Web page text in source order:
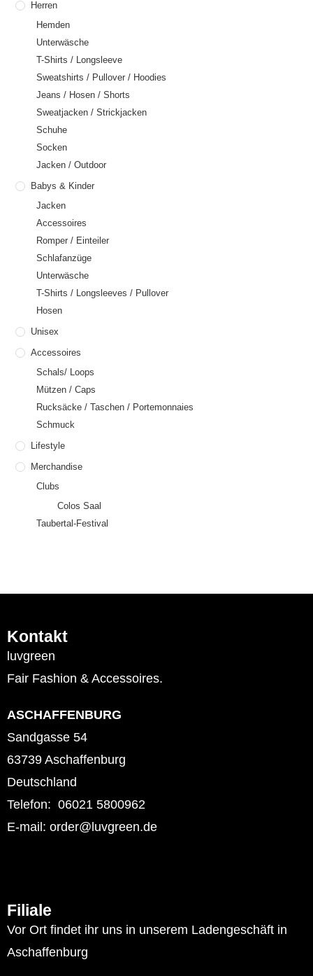
Herren
Hemden
Unterwäsche
T-Shirts / Longsleeve
Sweatshirts / Pullover / Hoodies
Jeans / Hosen / Shorts
Sweatjacken / Strickjacken
Schuhe
Socken
Jacken / Outdoor
Babys & Kinder
Jacken
Accessoires
Romper / Einteiler
Schlafanzüge
Unterwäsche
T-Shirts / Longsleeves / Pullover
Hosen
Unisex
Accessoires
Schals/ Loops
Mützen / Caps
Rucksäcke / Taschen / Portemonnaies
Schmuck
Lifestyle
Merchandise
Clubs
Colos Saal
Taubertal-Festival
Kontakt
luvgreen
Fair Fashion & Accessoires.
ASCHAFFENBURG
Sandgasse 54
63739 Aschaffenburg
Deutschland
Telefon: 06021 5800962
E-mail: order@luvgreen.de
Filiale
Vor Ort findet ihr uns in unserem Ladengeschäft in
Aschaffenburg